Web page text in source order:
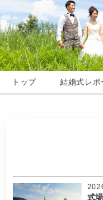
トップ 結婚式レポ
式